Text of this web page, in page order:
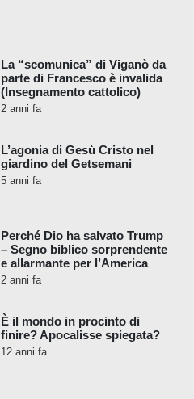
La “scomunica” di Viganò da
parte di Francesco è invalida
(Insegnamento cattolico)
2 anni fa
L’agonia di Gesù Cristo nel
giardino del Getsemani
5 anni fa
Perché Dio ha salvato Trump
– Segno biblico sorprendente
e allarmante per l’America
2 anni fa
È il mondo in procinto di
finire? Apocalisse spiegata?
12 anni fa